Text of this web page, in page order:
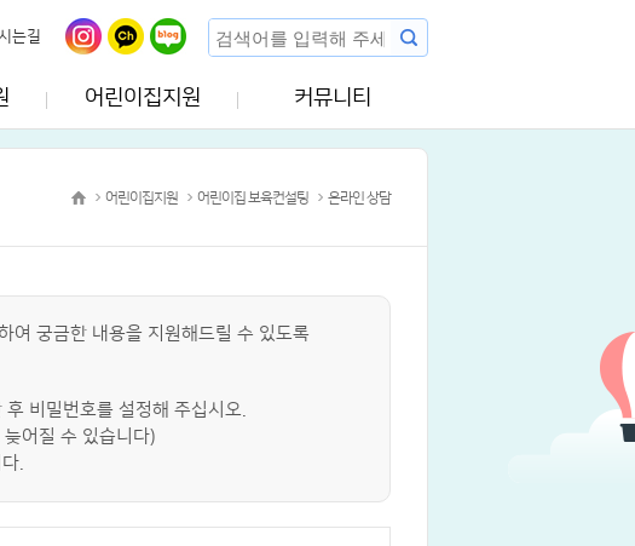
는길
어린이집지원 커뮤니티
어린이집지원 어린이집 보육컨설팅 온라인 상담
여 궁금한 내용을 지원해드릴 수 있도록
비밀번호를 설정해 주십시오.
어질 수 있습니다)
.